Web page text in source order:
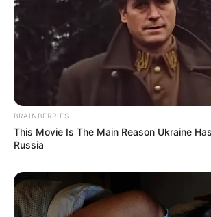
BRAINBERRIES
This Movie Is The Main Reason Ukraine
Russia